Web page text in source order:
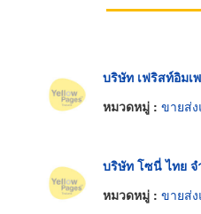
บริษัท เฟริสท์อิมเ
หมวดหมู่ : ขายส่
บริษัท โซนี่ ไทย จ
หมวดหมู่ : ขายส่